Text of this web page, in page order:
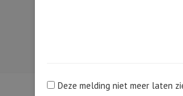
Exclusief
Deze melding niet meer laten